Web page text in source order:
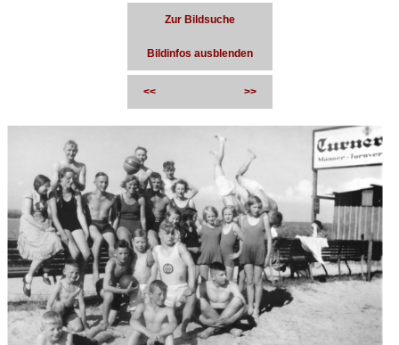
Zur Bildsuche
Bildinfos ausblenden
<< >>